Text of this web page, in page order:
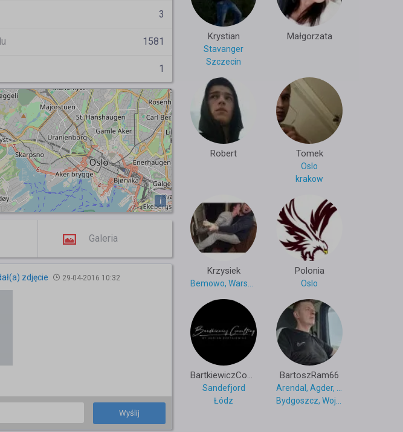
3
1581
1
i
Galeria
zdjęcie 29-04-2016 10:32
Wyślij
Krystian
Stavanger
Szczecin
Małgorzata
Robert Tomek
Oslo
krakow
Krzysiek Polonia
Oslo
BartkiewiczConsulting
Sandefjord
Łódz
BartoszRam66
Bydgoszcz, Województwo kujawsko-pomorskie, Polska